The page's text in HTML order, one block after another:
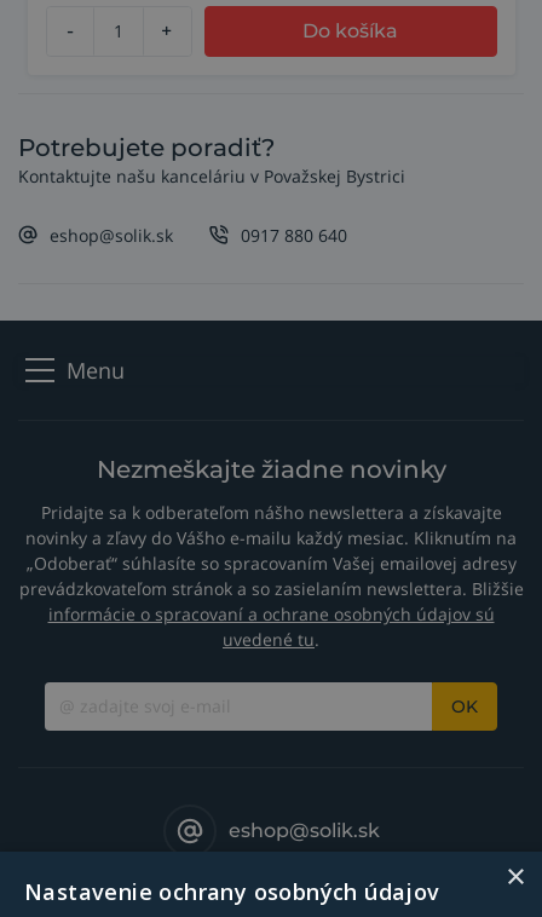
- + Do košíka
Potrebujete poradiť?
Kontaktujte našu kanceláriu v Považskej Bystrici
eshop@solik.sk 0917 880 640
Menu
Nezmeškajte žiadne novinky
Pridajte sa k odberateľom nášho newslettera a získavajte
novinky a zľavy do Vášho e-mailu každý mesiac. Kliknutím na
„Odoberať“ súhlasíte so spracovaním Vašej emailovej adresy
prevádzkovateľom stránok a so zasielaním newslettera. Bližšie
informácie o spracovaní a ochrane osobných údajov sú
uvedené tu.
OK
eshop@solik.sk
×
Nastavenie ochrany osobných údajov